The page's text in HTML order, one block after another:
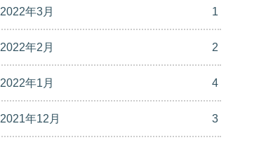
2022年3月 1
2022年2月 2
2022年1月 4
2021年12月 3